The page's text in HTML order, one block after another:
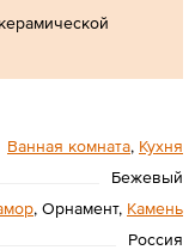
Ванная комната, Кухня
Бежевый
, Орнамент, Камень
Россия